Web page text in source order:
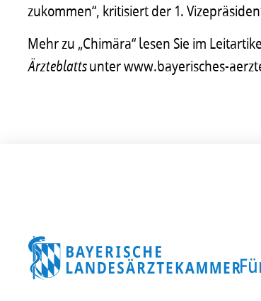
zukommen“, kritisiert der 1.
Mehr zu „Chimära“ lesen Sie im
Ärzteblattsunter www.bayerisches-